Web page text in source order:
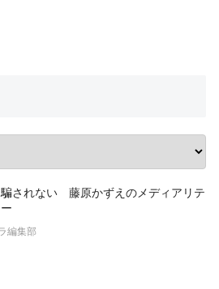
騙されない 藤原かずえのメディアリテ
編集部